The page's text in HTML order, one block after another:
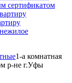
сертификатом
1-а комнатная
р-не г.Уфы